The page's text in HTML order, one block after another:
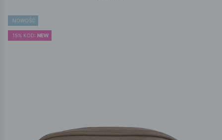
NOWOŚĆ
15% KOD: NEW